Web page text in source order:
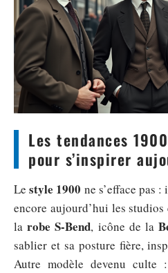
Les tendances
pour s’inspirer
Lestyle 1900 ne s’efface pas
encore aujourd’hui les
larobe S-Bend, icône de la
sablier et sa posture fière,
Autre modèle devenu culte